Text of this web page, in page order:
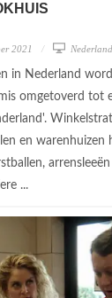
2021
in Nederland
omgetoverd tot
en warenhuizen
...